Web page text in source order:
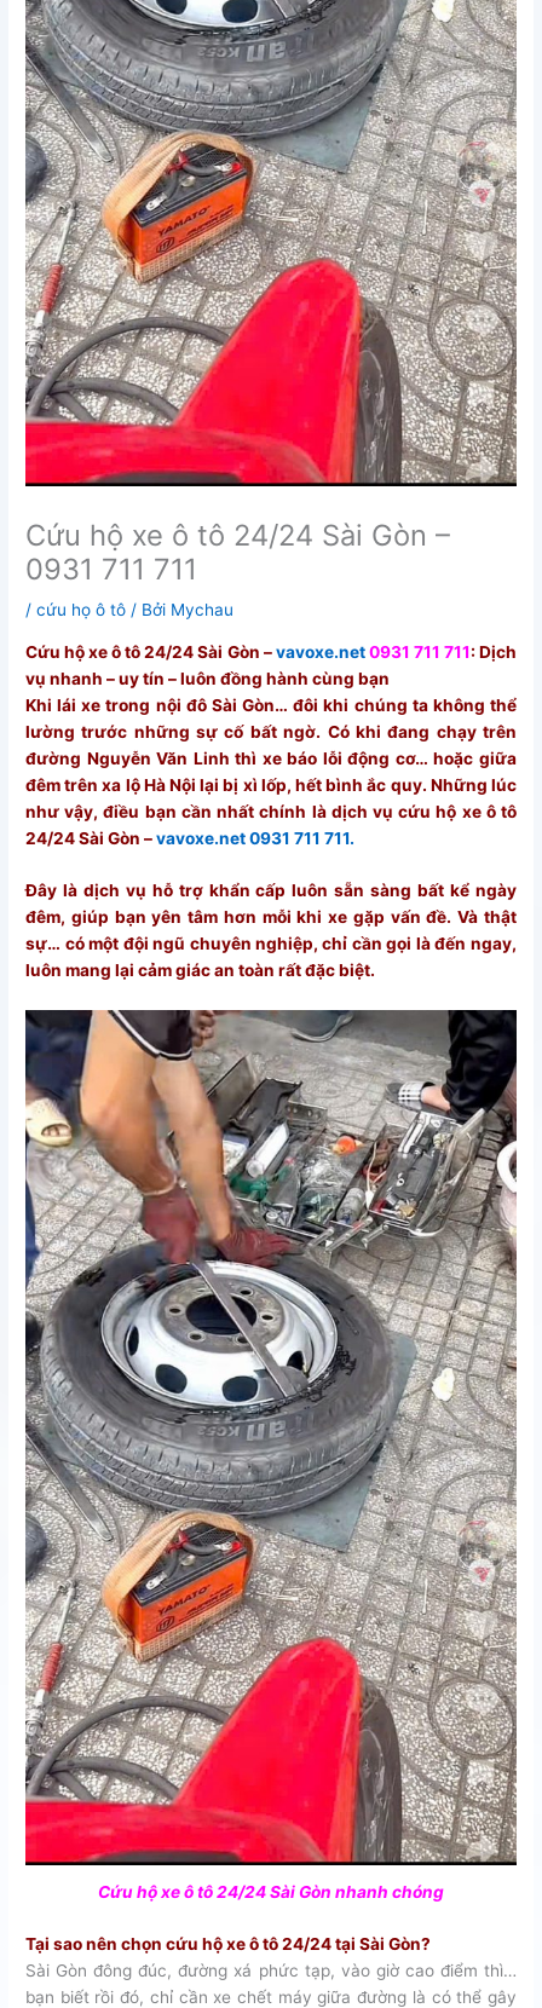
Cứu hộ xe ô tô 24/24 Sài Gòn –
0931 711 711
/cứu họ ô tô / Bởi Mychau
Cứu hộ xe ô tô 24/24 Sài Gòn –vavoxe.net 0931 711 711: Dịch
vụ nhanh – uy tín – luôn đồng hành cùng bạn
Khi lái xe trong nội đô Sài Gòn… đôi khi chúng ta không thể
lường trước những sự cố bất ngờ. Có khi đang chạy trên
đường Nguyễn Văn Linh thì xe báo lỗi động cơ… hoặc giữa
đêm trên xa lộ Hà Nội lại bị xì lốp, hết bình ắc quy. Những lúc
như vậy, điều bạn cần nhất chính là dịch vụ cứu hộ xe ô tô
24/24 Sài Gòn –vavoxe.net 0931 711 711.
Đây là dịch vụ hỗ trợ khẩn cấp luôn sẵn sàng bất kể ngày
đêm, giúp bạn yên tâm hơn mỗi khi xe gặp vấn đề. Và thật
sự… có một đội ngũ chuyên nghiệp, chỉ cần gọi là đến ngay,
luôn mang lại cảm giác an toàn rất đặc biệt.
Cứu hộ xe ô tô 24/24 Sài Gòn nhanh chóng
Tại sao nên chọn cứu hộ xe ô tô 24/24 tại Sài Gòn?
Sài Gòn đông đúc, đường xá phức tạp, vào giờ cao điểm thì…
bạn biết rồi đó, chỉ cần xe chết máy giữa đường là có thể gây